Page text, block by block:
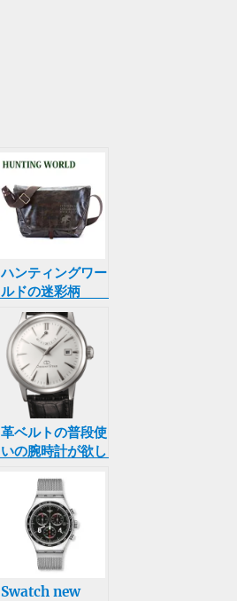
ハンティングワー
ルドの迷彩柄
(PREMIUM
CAMOUFLAGE)
バッグが欲しい
革ベルトの普段使
いの腕時計が欲し
い
Swatch new